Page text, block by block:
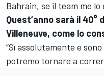
Bahrain, se il team me
Quest’anno sarà il 40°
Villeneuve, come lo
“Sì assolutamente e
potremo tornare a